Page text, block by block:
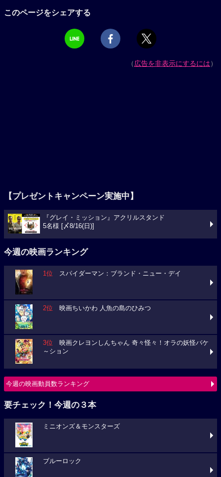
このページをシェアする
（広告を非表示にするには）
【プレゼントキャンペーン実施中】
『グレイ・ミッション』アクリルスタンド
5名様 [〆8/16(日)]
今週の映画ランキング
1位 スパイダーマン：ブランド・ニュー・デイ
2位 映画ちいかわ 人魚の島のひみつ
3位 映画クレヨンしんちゃん 奇々怪々！オラの妖怪バケ
～ション
今週の映画動員数ランキング
要チェック！今週の３本
ミニオンズ＆モンスターズ
ブルーロック